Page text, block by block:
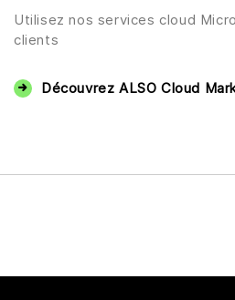
Utilisez nos services cloud
clients
Découvrez ALSO Cloud